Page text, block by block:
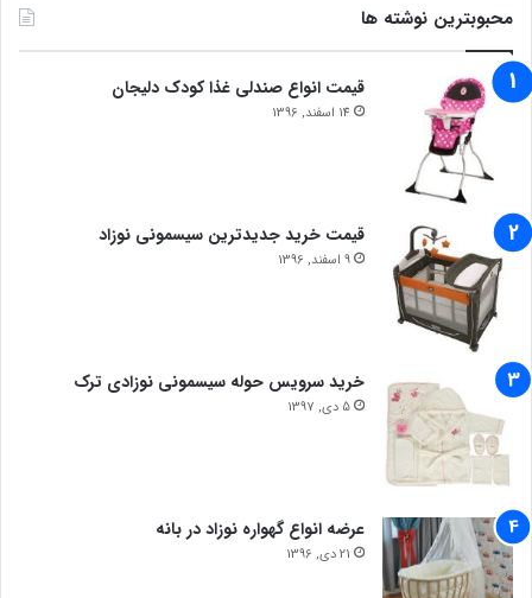
محبوبترین نوشته ها
قیمت انواع صندلی غذا کودک دلیجان
14 اسفند, 1396
قیمت خرید جدیدترین سیسمونی نوزاد
9 اسفند, 1396
خرید سرویس حوله سیسمونی نوزادی ترک
5 دی, 1397
عرضه انواع گهواره نوزاد در بانه
21 دی, 1396